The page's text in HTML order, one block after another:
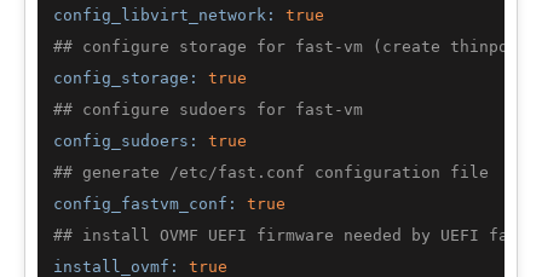
config_libvirt_network:
true
## configure storage for fast-vm (create thinpool
config_storage:
true
## configure sudoers for fast-vm
config_sudoers:
true
## generate /etc/fast.conf configuration file
config_fastvm_conf:
true
## install OVMF UEFI firmware needed by UEFI fast-
install_ovmf:
true